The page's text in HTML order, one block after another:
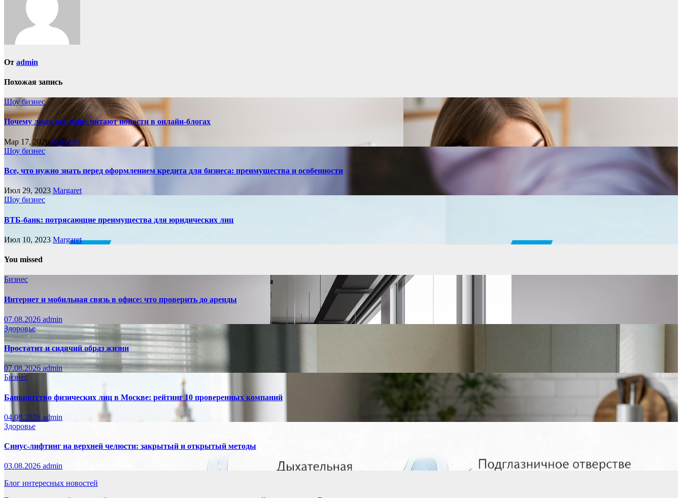
От admin
Похожая запись
Шоу бизнес
Почему люди всё чаще читают новости в онлайн-блогах
Мар 17, 2026Margaret
Шоу бизнес
Все, что нужно знать перед оформлением кредита для бизнеса: преимущества и особенности
Июл 29, 2023 Margaret
Шоу бизнес
ВТБ-банк: потрясающие преимущества для юридических лиц
Июл 10, 2023 Margaret
You missed
Бизнес
Интернет и мобильная связь в офисе: что проверить до аренды
07.08.2026 admin
Здоровье
Простатит и сидячий образ жизни
07.08.2026admin
Бизнес
Банкротство физических лиц в Москве: рейтинг 10 проверенных компаний
04.08.2026 admin
Здоровье
Синус-лифтинг на верхней челюсти: закрытый и открытый методы
03.08.2026 admin
Блог интересных новостей